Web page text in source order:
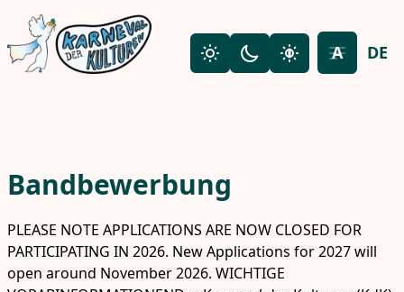
Skip to main content
Light mode
Dark modeHigh contrast
AToggle
DE
Bandbewerbung
PLEASE NOTE APPLICATIONS ARE NOW CLOSED FOR
PARTICIPATING IN 2026. New Applications for 2027 will
open around November 2026. WICHTIGE